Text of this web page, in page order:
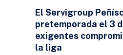
El Servigroup
pretemporada el 3
exigentes
la liga